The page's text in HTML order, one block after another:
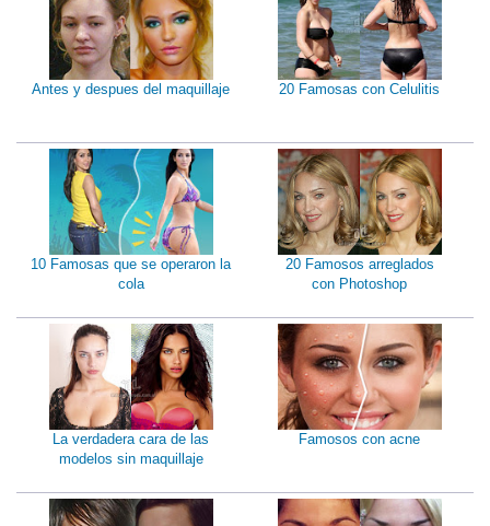
Antes y despues del maquillaje 20 Famosas con Celulitis
10 Famosas que se operaron la
cola
20 Famosos arreglados
con Photoshop
La verdadera cara de las
modelos sin maquillaje
Famosos con acne